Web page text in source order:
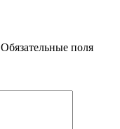
Обязательные поля